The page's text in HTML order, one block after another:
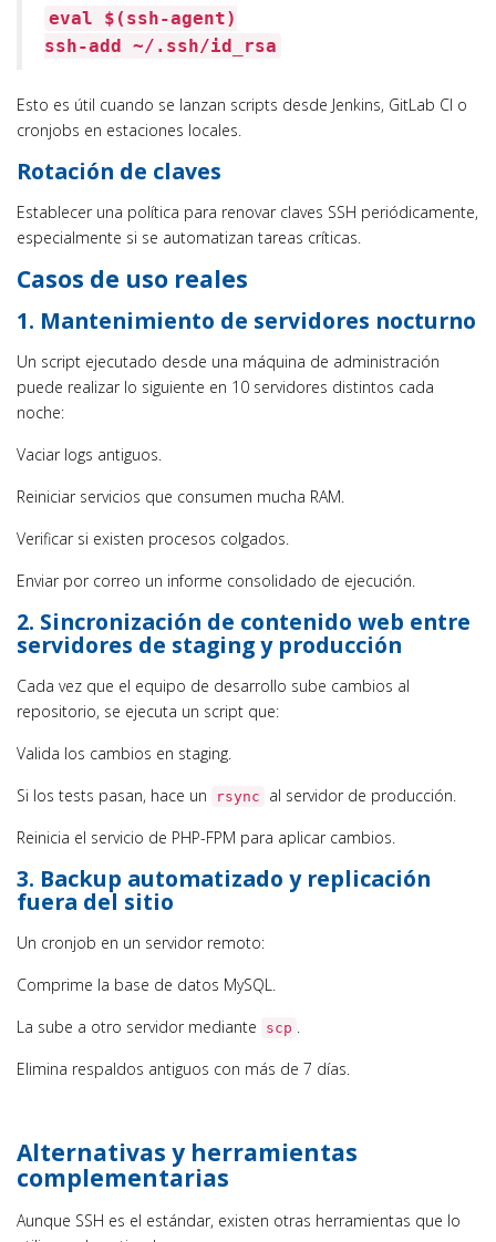
eval $(ssh-agent)
ssh-add ~/.ssh/id_rsa
Esto es útil cuando se lanzan scripts desde Jenkins, GitLab CI o
cronjobs en estaciones locales.
Rotación de claves
Establecer una política para renovar claves SSH periódicamente,
especialmente si se automatizan tareas críticas.
Casos de uso reales
1. Mantenimiento de servidores nocturno
Un script ejecutado desde una máquina de administración
puede realizar lo siguiente en 10 servidores distintos cada
noche:
Vaciar logs antiguos.
Reiniciar servicios que consumen mucha RAM.
Verificar si existen procesos colgados.
Enviar por correo un informe consolidado de ejecución.
2. Sincronización de contenido web entre
servidores de staging y producción
Cada vez que el equipo de desarrollo sube cambios al
repositorio, se ejecuta un script que:
Valida los cambios en staging.
Si los tests pasan, hace un
rsync
al servidor de producción.
Reinicia el servicio de PHP-FPM para aplicar cambios.
3. Backup automatizado y replicación
fuera del sitio
Un cronjob en un servidor remoto:
Comprime la base de datos MySQL.
La sube a otro servidor mediante
scp .
Elimina respaldos antiguos con más de 7 días.
Alternativas y herramientas
complementarias
Aunque SSH es el estándar, existen otras herramientas que lo